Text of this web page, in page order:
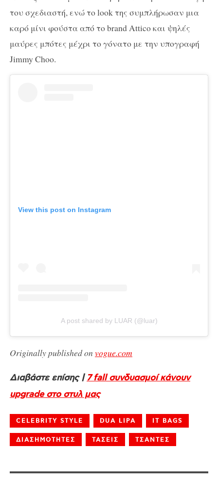
του σχεδιαστή, ενώ τo look της συμπλήρωσαν μια
καρό μίνι φούστα από το brand Attico και ψηλές
μαύρες μπότες μέχρι το γόνατο με την υπογραφή
Jimmy Choo.
View this post on Instagram
A post shared by LUAR (@luar)
Originally published on vogue.com
Διαβάστε επίσης |7 fall συνδυασμοί κάνουν
upgrade στο στυλ μας
CELEBRITY STYLE DUA LIPA IT BAGS
ΔΙΑΣΗΜΟΤΗΤΕΣ ΤΑΣΕΙΣ ΤΣΑΝΤΕΣ